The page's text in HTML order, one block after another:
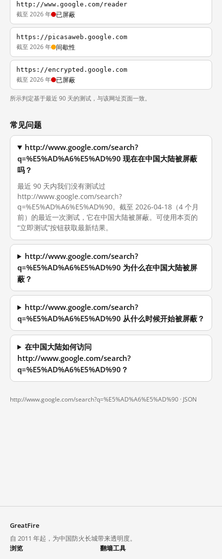
http://www.google.com/reader
截至 2026 年 已屏蔽
https://picasaweb.google.com
截至 2026 年 间歇性
https://encrypted.google.com
截至 2026 年 已屏蔽
所示判定基于最近 90 天的测试，与该网址页面一致。
常见问题
http://www.google.com/search?
q=%E5%AD%A6%E5%AD%90 现在在中国大陆被屏蔽
吗？
最近 90 天内我们没有测试过
http://www.google.com/search?
q=%E5%AD%A6%E5%AD%90。截至 2026-04-18（4 个月
前）的最近一次测试，它在中国大陆被屏蔽。可使用本页的
“立即测试”按钮获取最新结果。
http://www.google.com/search?
q=%E5%AD%A6%E5%AD%90 为什么在中国大陆被屏
蔽？
http://www.google.com/search?
q=%E5%AD%A6%E5%AD%90 从什么时候开始被屏蔽？
在中国大陆如何访问
http://www.google.com/search?
q=%E5%AD%A6%E5%AD%90？
http://www.google.com/search?q=%E5%AD%A6%E5%AD%90 · JSON
GreatFire
自 2011 年起，为中国防火长城带来透明度。
浏览
翻墙工具